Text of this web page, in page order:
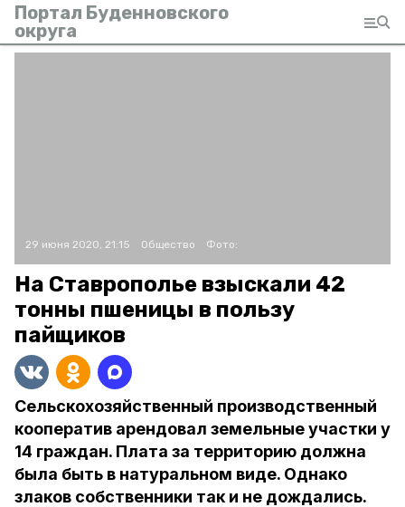
Портал Буденновского
округа
29 июня 2020, 21:15 Общество Фото:
На Ставрополье взыскали 42
тонны пшеницы в пользу
пайщиков
Сельскохозяйственный производственный
кооператив арендовал земельные участки у
14 граждан. Плата за территорию должна
была быть в натуральном виде. Однако
злаков собственники так и не дождались.